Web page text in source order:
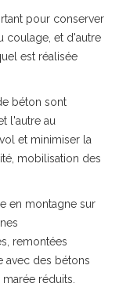
pour conserver
coulage, et d'autre
est réalisée
béton sont
l'autre au
et minimiser la
mobilisation des
en montagne sur
remontées
avec des bétons
réduits.